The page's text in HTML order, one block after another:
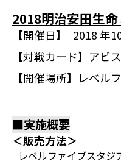
2018明治安田生
【開催日】
2018 年
【対戦カード】 アビ
【開催場所】
レベル
■実施概要
＜販売方法＞
レベルファイブスタジ